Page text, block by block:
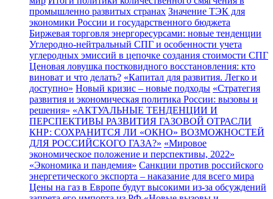
промышленно развитых странах Значение ТЭК для
экономики России и государственного бюджета
Биржевая торговля энергоресурсами: новые тенденции
Углеродно-нейтральный СПГ и особенности учета
углеродных эмиссий в цепочке создания стоимости СПГ
Ценовая ловушка постковидного восстановления: кто
виноват и что делать? «Капитал для развития. Легко и
доступно» Новый кризис – новые подходы «Стратегия
развития и экономическая политика России: вызовы и
решения» «АКТУАЛЬНЫЕ ТЕНДЕНЦИИ И
ПЕРСПЕКТИВЫ РАЗВИТИЯ ГАЗОВОЙ ОТРАСЛИ
КНР: СОХРАНИТСЯ ЛИ «ОКНО» ВОЗМОЖНОСТЕЙ
ДЛЯ РОССИЙСКОГО ГАЗА?» «Мировое
экономическое положение и перспективы, 2022»
«Экономика и пандемия» Санкции против российского
энергетического экспорта – наказание для всего мира
Цены на газ в Европе будут высокими из-за обсуждений